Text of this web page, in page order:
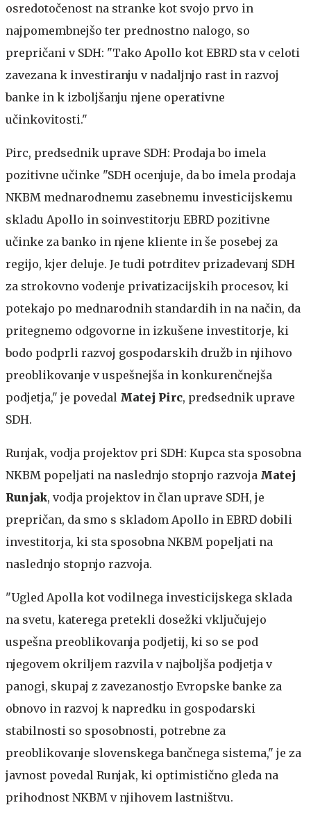
osredotočenost na stranke kot svojo prvo in
najpomembnejšo ter prednostno nalogo, so
prepričani v SDH: "Tako Apollo kot EBRD sta v celoti
zavezana k investiranju v nadaljnjo rast in razvoj
banke in k izboljšanju njene operativne
učinkovitosti."
Pirc, predsednik uprave SDH: Prodaja bo imela
pozitivne učinke "SDH ocenjuje, da bo imela prodaja
NKBM mednarodnemu zasebnemu investicijskemu
skladu Apollo in soinvestitorju EBRD pozitivne
učinke za banko in njene kliente in še posebej za
regijo, kjer deluje. Je tudi potrditev prizadevanj SDH
za strokovno vodenje privatizacijskih procesov, ki
potekajo po mednarodnih standardih in na način, da
pritegnemo odgovorne in izkušene investitorje, ki
bodo podprli razvoj gospodarskih družb in njihovo
preoblikovanje v uspešnejša in konkurenčnejša
podjetja," je povedal Matej Pirc, predsednik uprave
SDH.
Runjak, vodja projektov pri SDH: Kupca sta sposobna
NKBM popeljati na naslednjo stopnjo razvoja Matej
Runjak, vodja projektov in član uprave SDH, je
prepričan, da smo s skladom Apollo in EBRD dobili
investitorja, ki sta sposobna NKBM popeljati na
naslednjo stopnjo razvoja.
"Ugled Apolla kot vodilnega investicijskega sklada
na svetu, katerega pretekli dosežki vključujejo
uspešna preoblikovanja podjetij, ki so se pod
njegovem okriljem razvila v najboljša podjetja v
panogi, skupaj z zavezanostjo Evropske banke za
obnovo in razvoj k napredku in gospodarski
stabilnosti so sposobnosti, potrebne za
preoblikovanje slovenskega bančnega sistema," je za
javnost povedal Runjak, ki optimistično gleda na
prihodnost NKBM v njihovem lastništvu.